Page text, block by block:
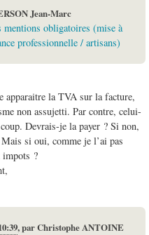
Jean-Marc
mentions obligatoires (mise à
professionnelle / artisans)
apparaitre la TVA sur la facture,
non assujetti. Par contre, celui-
Devrais-je la payer ? Si non,
si oui, comme je l’ai pas
impots ?
,parChristophe ANTOINE